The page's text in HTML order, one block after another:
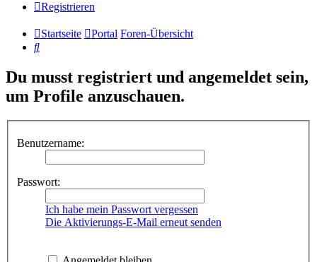
Registrieren
Startseite Portal Foren-Übersicht
Suche
Du musst registriert und angemeldet sein,
um Profile anzuschauen.
Benutzername:
Passwort:
Ich habe mein Passwort vergessen
Die Aktivierungs-E-Mail erneut senden